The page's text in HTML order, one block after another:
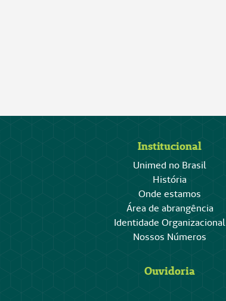
Institucional
Unimed no Brasil
História
Onde estamos
Área de abrangência
Identidade Organizacional
Nossos Números
Ouvidoria